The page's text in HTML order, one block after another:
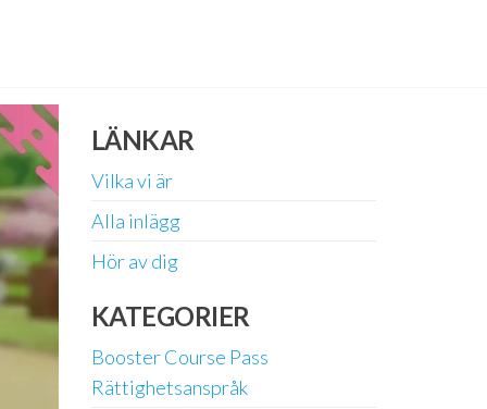
LÄNKAR
Vilka vi är
Alla inlägg
Hör av dig
KATEGORIER
Booster Course Pass
Rättighetsanspråk